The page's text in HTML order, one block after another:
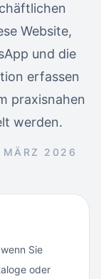
Website,
und die
erfassen
praxisnahen
werden.
MÄRZ 2026
Sie
oder